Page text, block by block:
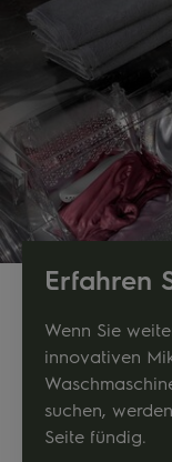
Erfahren
Wenn Sie
innovativen
suchen,
Seite fündig.